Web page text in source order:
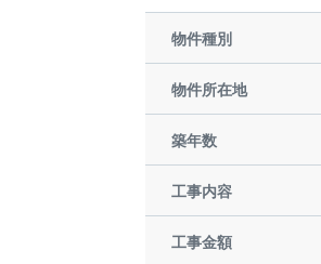
物件種別
物件所在地
築年数
工事内容
工事金額